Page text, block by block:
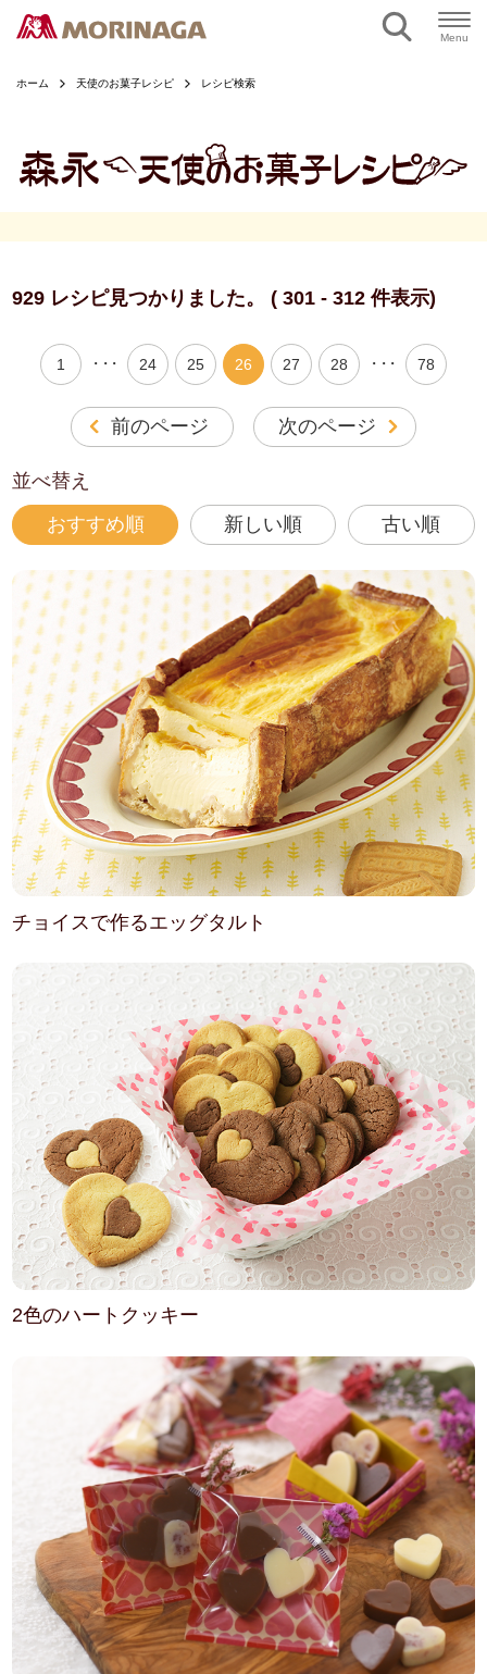
Menu
ホーム 天使のお菓子レシピ レシピ検索
929 レシピ見つかりました。 ( 301 - 312 件表示)
前のページ
1 ・・・ 24 25 26 27 28 ・・・ 78
次のページ
並べ替え
おすすめ順 新しい順 古い順
チョイスで作るエッグタルト
2色のハートクッキー